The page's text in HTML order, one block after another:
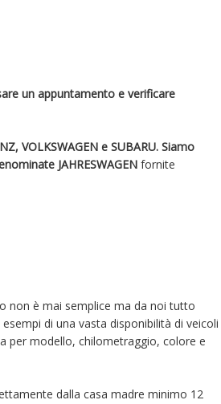
un appuntamento e verificare
VOLKSWAGEN e SUBARU. Siamo
JAHRESWAGEN fornite
non è mai semplice ma da noi tutto
di una vasta disponibilità di veicoli
per modello, chilometraggio, colore e
dalla casa madre minimo 12